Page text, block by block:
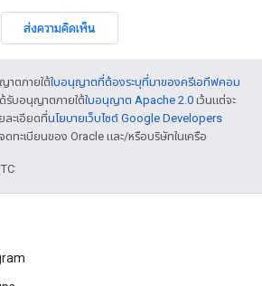
ส่งความคิดเห็น
าตภายใต้ใบอนุญาตที่ต้องระบุที่มาของครีเอทีฟคอม
รับอนุญาตภายใต้ใบอนุญาต Apache 2.0 เว้นแต่จะ
ละเอียดที่นโยบายเว็บไซต์ Google Developers
ดทะเบียนของ Oracle และ/หรือบริษัทในเครือ